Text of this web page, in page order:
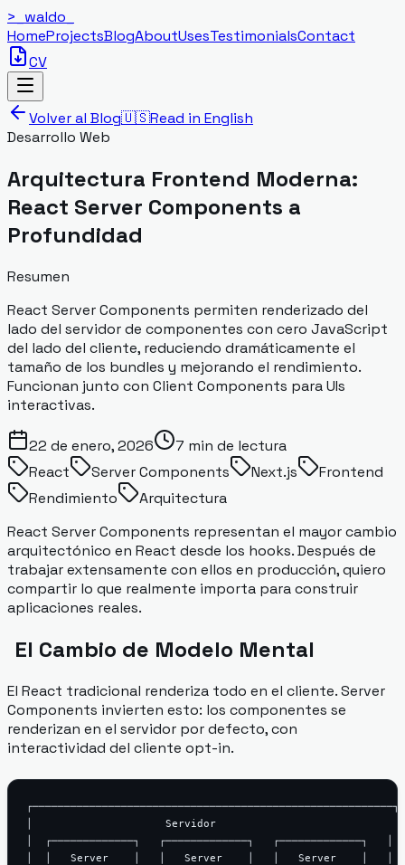
>_ waldo
HomeProjectsBlogAboutUsesTestimonialsContact
CV
Volver al Blog🇺🇸Read in English
Desarrollo Web
Arquitectura Frontend Moderna:
React Server Components a
Profundidad
Resumen
React Server Components permiten renderizado del
lado del servidor de componentes con cero JavaScript
del lado del cliente, reduciendo dramáticamente el
tamaño de los bundles y mejorando el rendimiento.
Funcionan junto con Client Components para UIs
interactivas.
22 de enero, 2026 7 min de lectura
React
Server Components Next.js
Frontend
Rendimiento
Arquitectura
React Server Components representan el mayor cambio
arquitectónico en React desde los hooks. Después de
trabajar extensamente con ellos en producción, quiero
compartir lo que realmente importa para construir
aplicaciones reales.
El Cambio de Modelo Mental
El React tradicional renderiza todo en el cliente. Server
Components invierten esto: los componentes se
renderizan en el servidor por defecto, con
interactividad del cliente opt-in.
┌─────────────────────────────────────────────────────────┐
│                     Servidor                             │
│  ┌─────────────┐   ┌─────────────┐   ┌─────────────┐   │
│  │   Server    │   │   Server    │   │   Server    │   │